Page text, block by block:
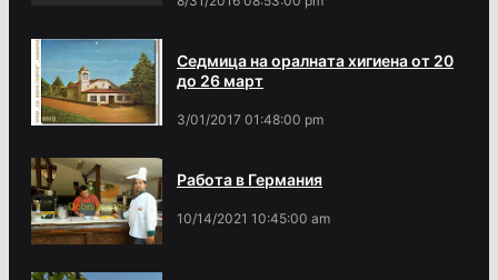
Седмица на оралната хигиена от 20
до 26 март
3/01/2017 01:48:00 pm
Работа в Германия
10/14/2021 10:45:00 am